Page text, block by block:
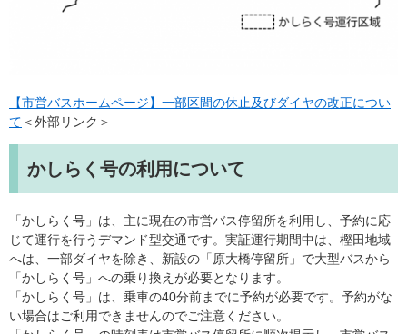
【市営バスホームページ】一部区間の休止及びダイヤの改正につい
て ＜外部リンク＞
かしらく号の利用について
「かしらく号」は、主に現在の市営バス停留所を利用し、予約に応
じて運行を行うデマンド型交通です。実証運行期間中は、樫田地域
へは、一部ダイヤを除き、新設の「原大橋停留所」で大型バスから
「かしらく号」への乗り換えが必要となります。
「かしらく号」は、乗車の40分前までに予約が必要です。予約がな
い場合はご利用できませんのでご注意ください。